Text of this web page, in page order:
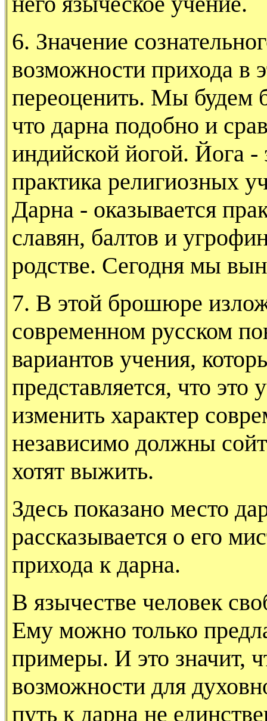
6. Значение
возможности прихо­да в
переоценить. Мы будем
что дарна подобно и
индийской йогой. Йога -
практика религиозных
Дарна - оказывается
славян, балтов и
родстве. Се­годня мы
7. В этой брошюре
современном русском
вариантов учения,
представляется, что
изменить характер
независимо дол­жны
хотят выжить.
Здесь показано место
рассказы­вается о его
прихода к дарна.
В язычестве человек
Ему можно только
примеры. И это значит,
возможности для
путь к дарна не